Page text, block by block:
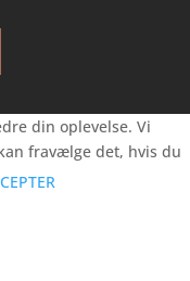
din oplevelse. Vi
fravælge det, hvis du